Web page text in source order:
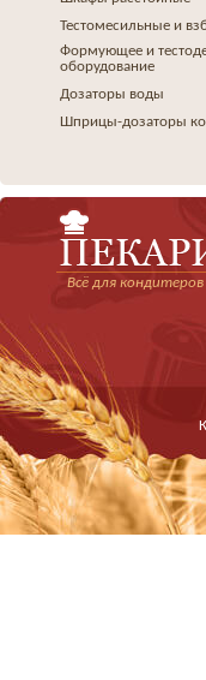
Тестомесильные и
Формующее и
оборудование
Дозаторы воды
Шприцы-дозаторы
Всё для